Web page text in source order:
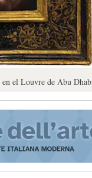
el Louvre de Abu